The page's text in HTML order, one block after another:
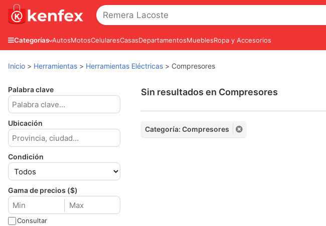
Categorías AutosMotosCelularesCasasDepartamentosMueblesRopa y Accesorios
Inicio > Herramientas > Herramientas Eléctricas > Compresores
Palabra clave
Ubicación
Condición
Gama de precios ($)
Consultar
Sin resultados en Compresores
Categoría: Compresores